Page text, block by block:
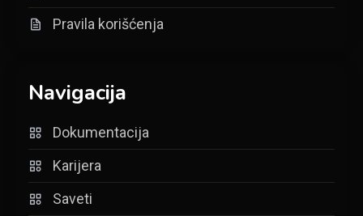
Pravila korišćenja
Navigacija
Dokumentacija
Karijera
Saveti